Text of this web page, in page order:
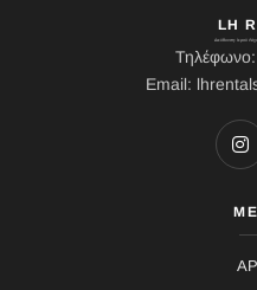
LH
Διεύθυνση: Ιερού
Email: